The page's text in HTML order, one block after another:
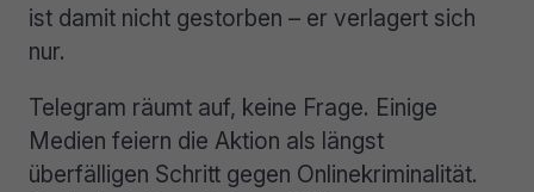
ist damit nicht gestorben – er verlagert sich
nur.
Telegram räumt auf, keine Frage. Einige
Medien feiern die Aktion als längst
überfälligen Schritt gegen Onlinekriminalität.